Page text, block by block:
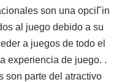
son una opciГіn
al juego debido a su
a juegos de todo el
experiencia de juego. .
son parte del atractivo